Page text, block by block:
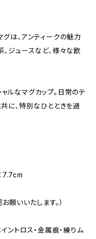
は、アンティークの魅力
ジュースなど、様々な飲
ルなマグカップ。日常のテ
に、特別なひとときを過
7.7cm
願いいたします。）
イントロス・金属痕・練りム